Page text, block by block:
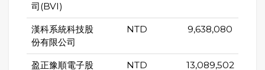
司(BVI)
漢科系統科技股
份有限公司
NTD 9,638,080
盈正豫順電子股
NTD 13,089,502